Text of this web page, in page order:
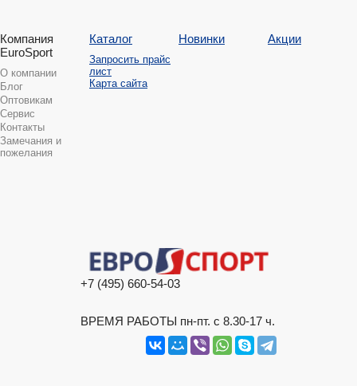
Компания
EuroSport
О компании
Блог
Оптовикам
Сервис
Контакты
Замечания и
пожелания
Каталог
Запросить прайс
лист
Карта сайта
Новинки Акции
+7 (495) 660-54-03
ВРЕМЯ РАБОТЫ пн-пт. с 8.30-17 ч.